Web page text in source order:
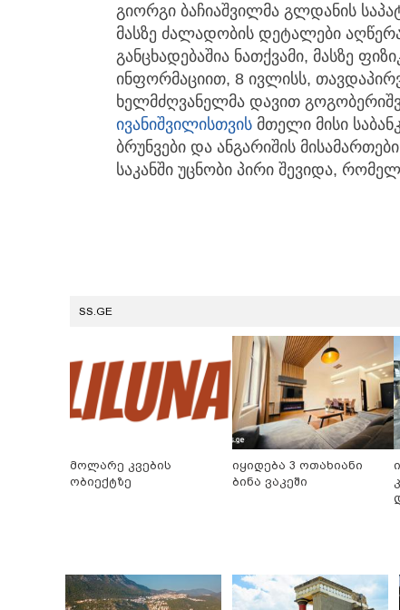
გიორგი ბაჩიაშვილმა გლდანის
მასზე ძალადობის დეტალები
განცხადებაშია ნათქვამი, მასზე
ინფორმაციით, 8 ივლისს,
ხელმძღვანელმა დავით
ივანიშვილისთვის მთელი მისი
ბრუნვები და ანგარიშის
საკანში უცნობი პირი შევიდა,
SS.GE
მოლარე კვების
ობიექტზე
იყიდება 3 ოთახიანი
ბინა ვაკეში